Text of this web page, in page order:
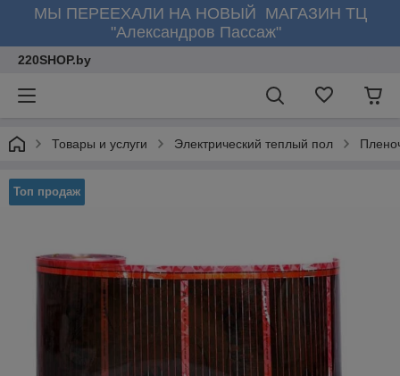
МЫ ПЕРЕЕХАЛИ НА НОВЫЙ МАГАЗИН ТЦ
"Александров Пассаж"
220SHOP.by
Товары и услуги Электрический теплый пол
Топ продаж